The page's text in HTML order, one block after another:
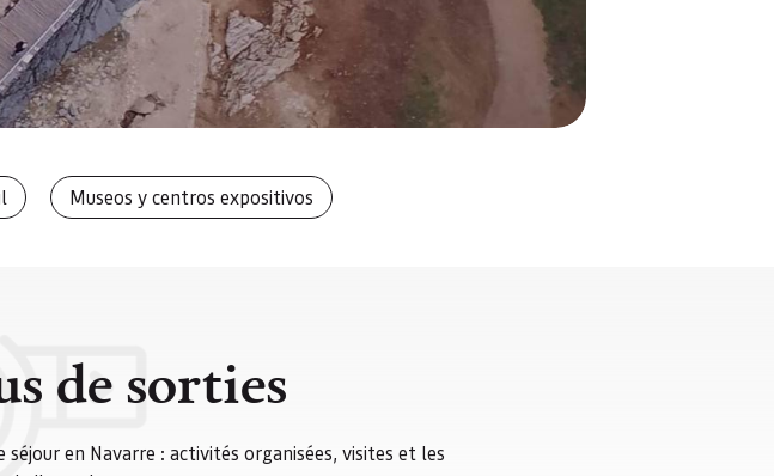
Museos y centros expositivos
de sorties
en Navarre : activités organisées, visites et les